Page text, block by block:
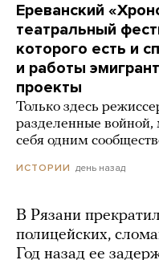
Ереванский
театральный
которого есть и
и работы
проекты
Только здесь
разделенные войной,
себя одним
ИСТОРИИ день назад
В Рязани
полицейских,
Год назад ее